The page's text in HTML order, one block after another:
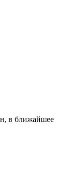
в ближайшее